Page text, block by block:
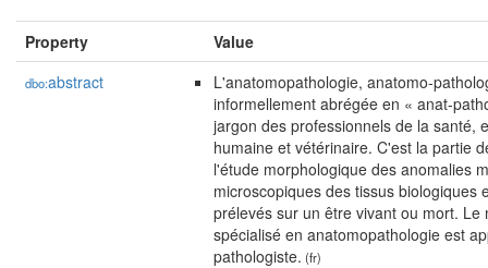
Property Value
dbo:abstract
L'anatomopathologie, anatomo-
informellement abrégée en « anat-
jargon des professionnels de la santé,
humaine et vétérinaire. C'est la partie
l'étude morphologique des anomalies
microscopiques des tissus biologiques
prélevés sur un être vivant ou mort. Le
spécialisé en anatomopathologie est
pathologiste. (fr)